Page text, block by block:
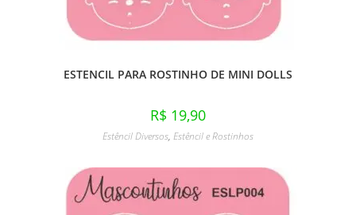
ESTENCIL PARA ROSTINHO DE MINI DOLLS
R$ 19,90
Estêncil Diversos, Estêncil e Rostinhos